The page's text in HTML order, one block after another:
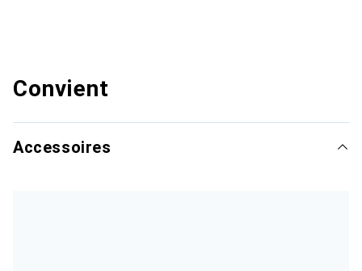
Convient
Accessoires